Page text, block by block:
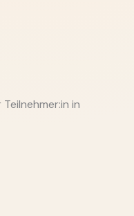
in